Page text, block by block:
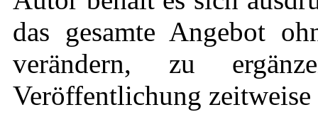
das gesamte Angebot
verändern, zu
Veröffentlichung